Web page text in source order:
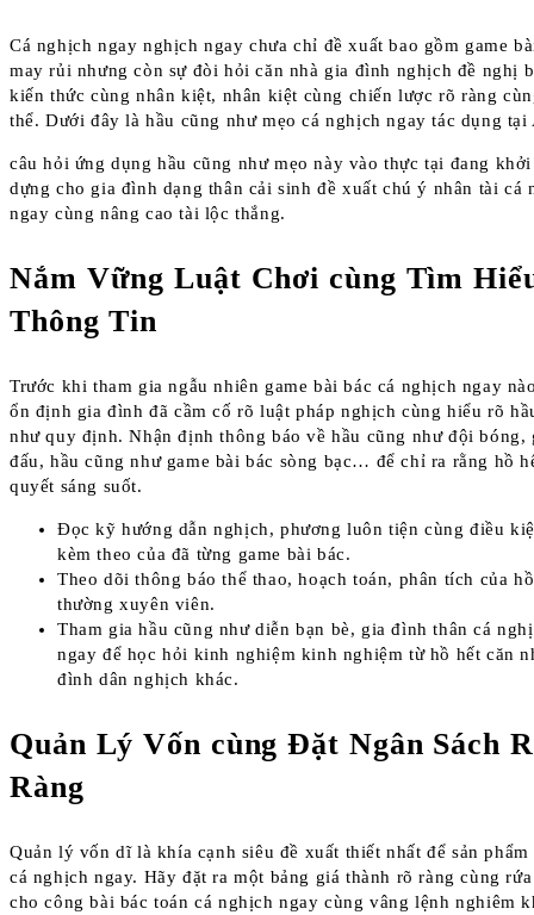
Cá nghịch ngay nghịch ngay chưa chỉ đề xuất bao gồm game
may rủi nhưng còn sự đòi hỏi căn nhà gia đình nghịch đề nghị
kiến thức cùng nhân kiệt, nhân kiệt cùng chiến lược rõ ràng
thể. Dưới đây là hầu cũng như mẹo cá nghịch ngay tác dụng tại
câu hỏi ứng dụng hầu cũng như mẹo này vào thực tại đang
dựng cho gia đình dạng thân cải sinh đề xuất chú ý nhân tài cá
ngay cùng nâng cao tài lộc thắng.
Nắm Vững Luật Chơi cùng Tìm
Thông Tin
Trước khi tham gia ngẫu nhiên game bài bác cá nghịch ngay
ổn định gia đình đã cầm cố rõ luật pháp nghịch cùng hiểu rõ
như quy định. Nhận định thông báo về hầu cũng như đội bóng,
đấu, hầu cũng như game bài bác sòng bạc… để chỉ ra rằng hồ
quyết sáng suốt.
Đọc kỹ hướng dẫn nghịch, phương luôn tiện cùng điều
kèm theo của đã từng game bài bác.
Theo dõi thông báo thể thao, hoạch toán, phân tích của
thường xuyên viên.
Tham gia hầu cũng như diễn bạn bè, gia đình thân cá
ngay để học hỏi kinh nghiệm kinh nghiệm từ hồ hết căn
đình dân nghịch khác.
Quản Lý Vốn cùng Đặt Ngân Sách
Ràng
Quản lý vốn dĩ là khía cạnh siêu đề xuất thiết nhất để sản phẩm
cá nghịch ngay. Hãy đặt ra một bảng giá thành rõ ràng cùng
cho công bài bác toán cá nghịch ngay cùng vâng lệnh nghiêm